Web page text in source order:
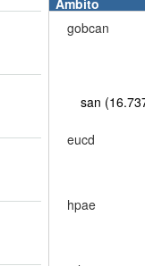
Ámbito
gobcan
san
eucd
hpae